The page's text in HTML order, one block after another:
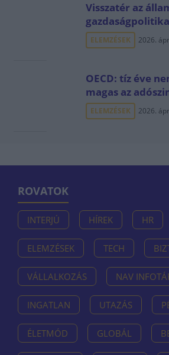
Visszatér az
ELEMZÉSEK 2026.
OECD: tíz éve
magas az
ELEMZÉSEK 2026.
ROVATOK
INTERJÚ HÍREK HR
ELEMZÉSEK TECH
VÁLLALKOZÁS NAV
INGATLAN UTAZÁS
ÉLETMÓD GLOBÁL